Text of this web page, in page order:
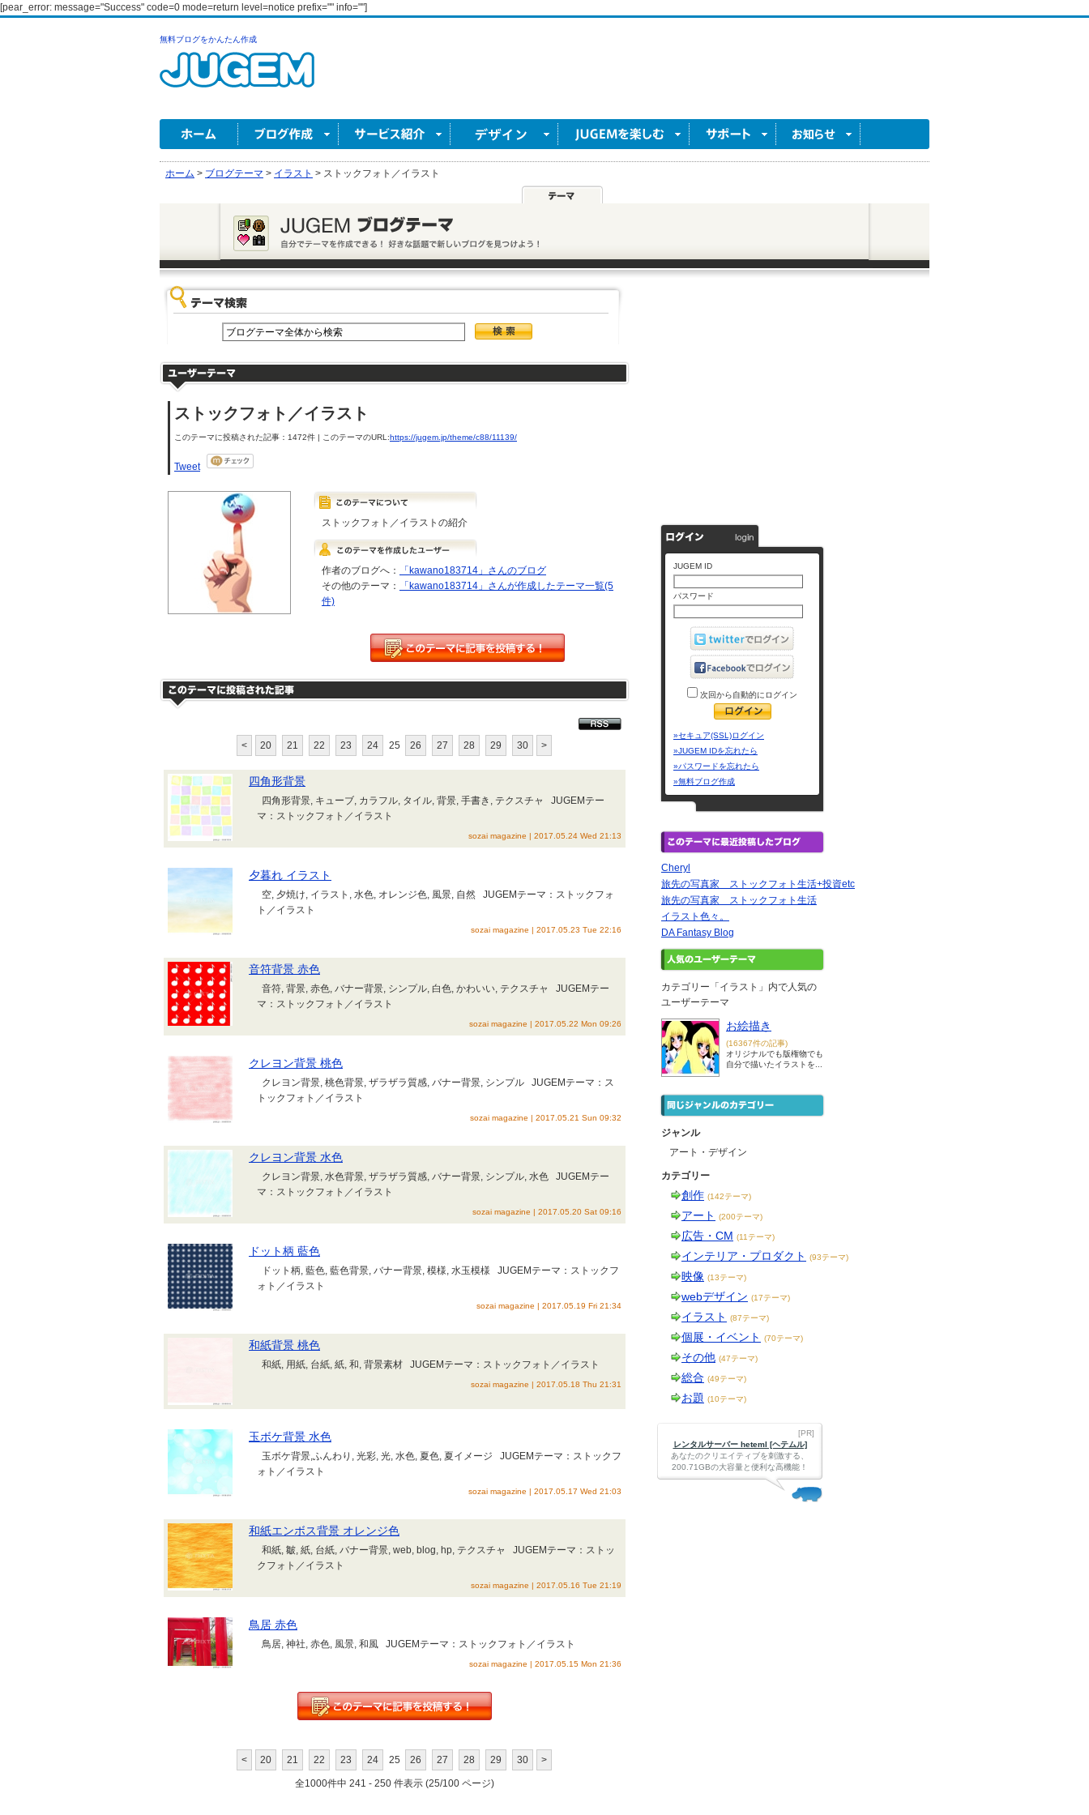
[pear_error: message="Success" code=0 mode=return level=notice prefix="" info=""]
無料ブログをかんたん作成
ホーム > ブログテーマ > イラスト > ストックフォト／イラスト
ストックフォト／イラスト
このテーマに投稿された記事：1472件 | このテーマのURL:https://jugem.jp/theme/c88/11139/
Tweet
ストックフォト／イラストの紹介
作者のブログへ：
「kawano183714」さんのブログ
その他のテーマ：
「kawano183714」さんが作成したテーマ一覧(5
件)
< 20 21 22 23 24 25 26 27 28 29 30 >
四角形背景
四角形背景, キューブ, カラフル, タイル, 背景, 手書き, テクスチャ JUGEMテー
マ：ストックフォト／イラスト
sozai magazine | 2017.05.24 Wed 21:13
夕暮れ イラスト
空, 夕焼け, イラスト, 水色, オレンジ色, 風景, 自然 JUGEMテーマ：ストックフォ
ト／イラスト
sozai magazine | 2017.05.23 Tue 22:16
音符背景 赤色
音符, 背景, 赤色, バナー背景, シンプル, 白色, かわいい, テクスチャ JUGEMテー
マ：ストックフォト／イラスト
sozai magazine | 2017.05.22 Mon 09:26
クレヨン背景 桃色
クレヨン背景, 桃色背景, ザラザラ質感, バナー背景, シンプル JUGEMテーマ：ス
トックフォト／イラスト
sozai magazine | 2017.05.21 Sun 09:32
クレヨン背景 水色
クレヨン背景, 水色背景, ザラザラ質感, バナー背景, シンプル, 水色 JUGEMテー
マ：ストックフォト／イラスト
sozai magazine | 2017.05.20 Sat 09:16
ドット柄 藍色
ドット柄, 藍色, 藍色背景, バナー背景, 模様, 水玉模様 JUGEMテーマ：ストックフ
ォト／イラスト
sozai magazine | 2017.05.19 Fri 21:34
和紙背景 桃色
和紙, 用紙, 台紙, 紙, 和, 背景素材 JUGEMテーマ：ストックフォト／イラスト
sozai magazine | 2017.05.18 Thu 21:31
玉ボケ背景 水色
玉ボケ背景,ふんわり, 光彩, 光, 水色, 夏色, 夏イメージ JUGEMテーマ：ストックフ
ォト／イラスト
sozai magazine | 2017.05.17 Wed 21:03
和紙エンボス背景 オレンジ色
和紙, 皺, 紙, 台紙, バナー背景, web, blog, hp, テクスチャ JUGEMテーマ：ストッ
クフォト／イラスト
sozai magazine | 2017.05.16 Tue 21:19
鳥居 赤色
鳥居, 神社, 赤色, 風景, 和風 JUGEMテーマ：ストックフォト／イラスト
sozai magazine | 2017.05.15 Mon 21:36
< 20 21 22 23 24 25 26 27 28 29 30 >
全1000件中 241 - 250 件表示 (25/100 ページ)
JUGEM ID
パスワード
次回から自動的にログイン
»セキュア(SSL)ログイン
»JUGEM IDを忘れたら
»パスワードを忘れたら
»無料ブログ作成
Cheryl
旅先の写真家 ストックフォト生活+投資etc
旅先の写真家 ストックフォト生活
イラスト色々。
DA Fantasy Blog
カテゴリー「イラスト」内で人気の
ユーザーテーマ
お絵描き
(16367件の記事)
オリジナルでも版権物でも
自分で描いたイラストを...
ジャンル
アート・デザイン
カテゴリー
創作 (142テーマ)
アート (200テーマ)
広告・CM (11テーマ)
インテリア・プロダクト (93テーマ)
映像 (13テーマ)
webデザイン (17テーマ)
イラスト (87テーマ)
個展・イベント (70テーマ)
その他 (47テーマ)
総合 (49テーマ)
お題 (10テーマ)
[PR]
レンタルサーバー heteml [ヘテムル]
あなたのクリエイティブを刺激する、
200.71GBの大容量と便利な高機能！